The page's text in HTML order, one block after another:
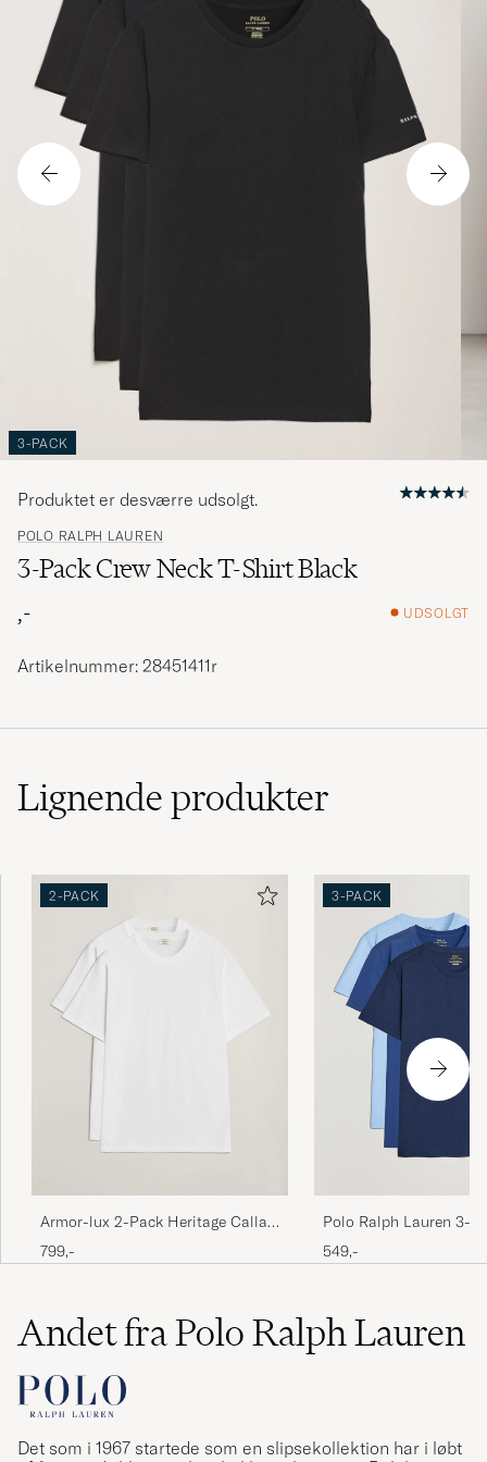
3-PACK
POLO RALPH LAUREN
3-Pack Crew Neck T-Shirt Black
,-
UDSOLGT
Produktet er desværre udsolgt.
Artikelnummer: 28451411r
Lignendeprodukter
2-PACK
Armor-lux 2-Pack Heritage Callac
T-Shirt White/White
799,-
3-PACK
Polo Ralph Lauren 3-
Neck T-Shirt Navy/
Blue
549,-
Andet fra Polo Ralph Lauren
Det som i 1967 startede som en slipsekollektion har i løbt